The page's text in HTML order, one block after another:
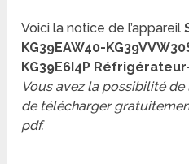
Voici la notice de l’appareil
KG39EAW40-
KG39E6I4P
Vous avez la possibilité
de télécharger
pdf.